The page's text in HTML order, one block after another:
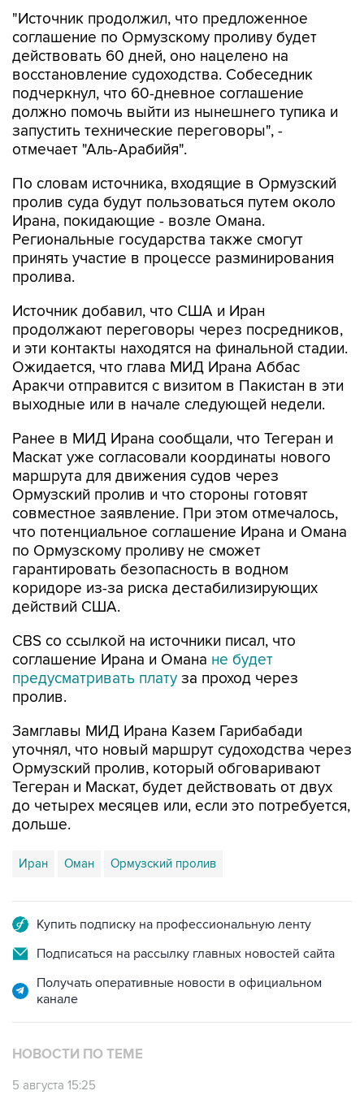
"Источник продолжил, что предложенное
соглашение по Ормузскому проливу будет
действовать 60 дней, оно нацелено на
восстановление судоходства. Собеседник
подчеркнул, что 60-дневное соглашение
должно помочь выйти из нынешнего тупика и
запустить технические переговоры", -
отмечает "Аль-Арабийя".
По словам источника, входящие в Ормузский
пролив суда будут пользоваться путем около
Ирана, покидающие - возле Омана.
Региональные государства также смогут
принять участие в процессе разминирования
пролива.
Источник добавил, что США и Иран
продолжают переговоры через посредников,
и эти контакты находятся на финальной стадии.
Ожидается, что глава МИД Ирана Аббас
Аракчи отправится с визитом в Пакистан в эти
выходные или в начале следующей недели.
Ранее в МИД Ирана сообщали, что Тегеран и
Маскат уже согласовали координаты нового
маршрута для движения судов через
Ормузский пролив и что стороны готовят
совместное заявление. При этом отмечалось,
что потенциальное соглашение Ирана и Омана
по Ормузскому проливу не сможет
гарантировать безопасность в водном
коридоре из-за риска дестабилизирующих
действий США.
CBS со ссылкой на источники писал, что
соглашение Ирана и Омана не будет
предусматривать плату за проход через
пролив.
Замглавы МИД Ирана Казем Гарибабади
уточнял, что новый маршрут судоходства через
Ормузский пролив, который обговаривают
Тегеран и Маскат, будет действовать от двух
до четырех месяцев или, если это потребуется,
дольше.
Иран Оман Ормузский пролив
Купить подписку на профессиональную ленту
Подписаться на рассылку главных новостей сайта
Получать оперативные новости в официальном
канале
НОВОСТИ ПО ТЕМЕ
5 августа 15:25